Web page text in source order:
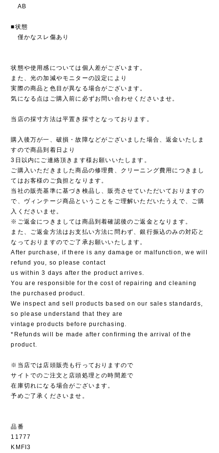
AB
■状態
僅かなスレ傷あり
状態や使用感については個人差がございます。
また、光の加減やモニターの設定により
実際の商品と色目が異なる場合がございます。
気になる点はご購入前に必ずお問い合わせくださいませ。
当店の採寸方法は平置き採寸となっております。
購入後万が一、破損・故障などがございました場合、返金いたしま
すので商品到着日より
3日以内にご連絡頂きます様お願いいたします。
ご購入いただきました商品の修理費、クリーニング費用につきまし
てはお客様のご負担となります。
当社の販売基準に基づき検品し、販売させていただいておりますの
で、ヴィンテージ商品ということをご理解いただいたうえで、ご購
入くださいませ。
※ご返金につきましては商品到着確認後のご返金となります。
また、ご返金方法はお支払い方法に問わず、銀行振込のみの対応と
なっておりますのでご了承お願いいたします。
After purchase, if there is any damage or malfunction, we will
refund you, so please contact
us within 3 days after the product arrives.
You are responsible for the cost of repairing and cleaning
the purchased product.
We inspect and sell products based on our sales standards,
so please understand that they are
vintage products before purchasing.
*Refunds will be made after confirming the arrival of the
product.
※当店では店頭販売も行っておりますので
サイトでのご注文と店頭処理との時間差で
在庫切れになる場合がございます。
予めご了承くださいませ。
品番
11777
KMFI3